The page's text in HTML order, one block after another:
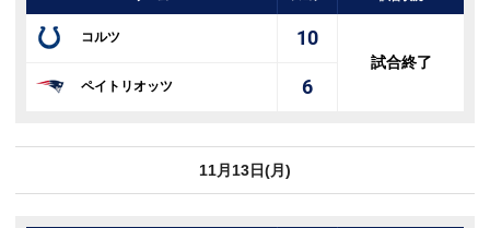
コルツ 10
試合終了
ペイトリオッツ 6
11月13日(月)